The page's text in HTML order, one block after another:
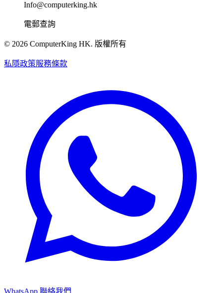
Info@computerking.hk
電郵查詢
© 2026 ComputerKing HK. 版權所有
私隱政策服務條款
WhatsApp 聯絡我們